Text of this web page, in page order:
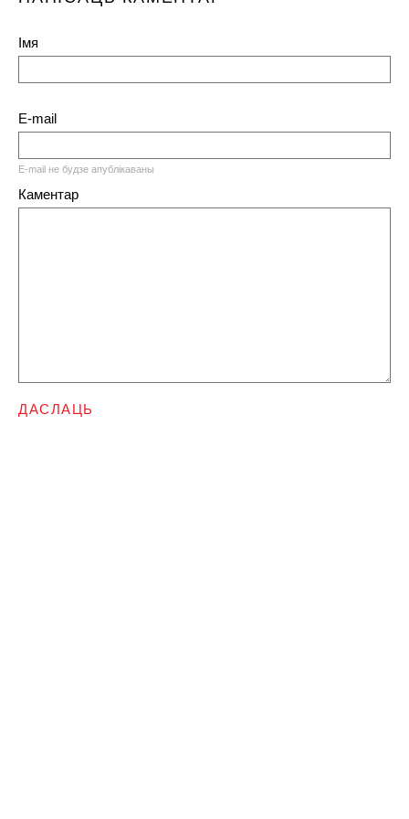
Імя
E-mail
E-mail не будзе апублікаваны
Каментар
ДАСЛАЦЬ